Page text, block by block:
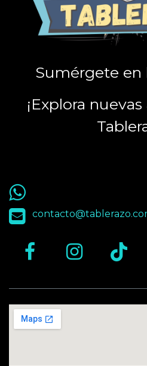
Sumérgete en
¡Explora
55 9563 4848